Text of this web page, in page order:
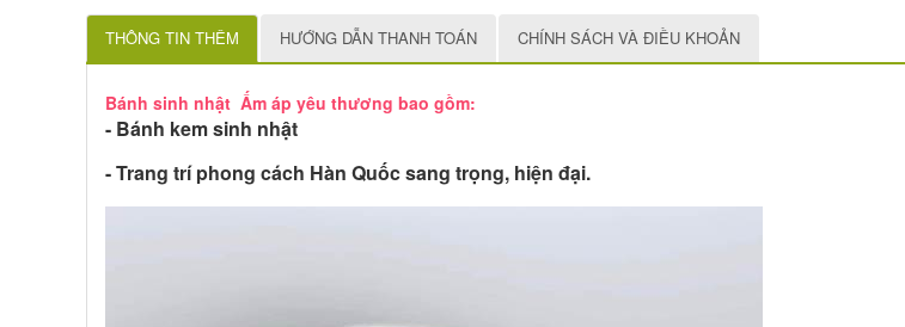
THÔNG TIN THÊM HƯỚNG DẪN THANH TOÁN CHÍNH SÁCH VÀ ĐIỀU KHOẢN
Bánh sinh nhật Ấm áp yêu thương bao gồm:
- Bánh kem sinh nhật
- Trang trí phong cách Hàn Quốc sang trọng, hiện đại.